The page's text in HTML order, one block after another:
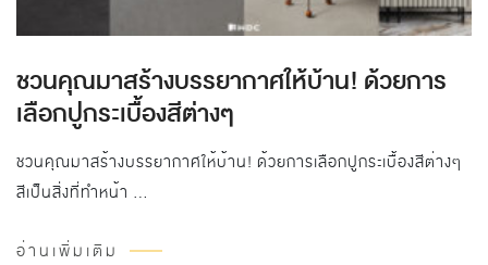
ชวนคุณมาสร้างบรรยากาศให้บ้าน! ด้วยการ
เลือกปูกระเบื้องสีต่างๆ
ชวนคุณมาสร้างบรรยากาศให้บ้าน! ด้วยการเลือกปูกระเบื้องสีต่างๆ
สีเป็นสิ่งที่ทำหน้า …
อ่านเพิ่มเติม